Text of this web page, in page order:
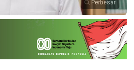
Perbesar